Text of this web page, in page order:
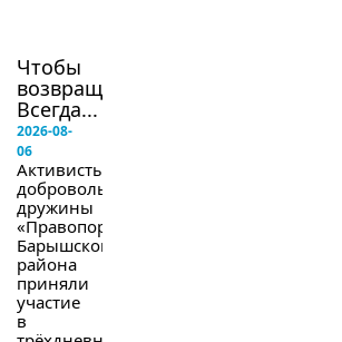
Чтобы
возвращались.
Всегда...
2026-08-
06
Активисты
добровольной
дружины
«Правопорядок»
Барышского
района
приняли
участие
в